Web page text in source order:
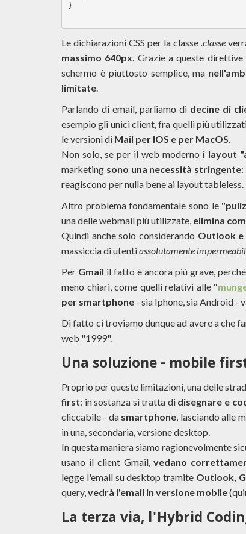
}
Le dichiarazioni CSS per la classe .classe
massimo 640px . Grazie a queste
schermo è piuttosto semplice, ma n
limitate
Parlando di email, parliamo di decine di
esempio gli unici client, fra quelli più
le versioni di Mail per IOS e per MacOS
Non solo, se per il web moderno i layout
marketing sono una necessità stringente
reagiscono per nulla bene ai layout tableless.
Altro problema fondamentale sono le
una delle webmail più utilizzate, elimina
Quindi anche solo considerando Outlook e
massiccia di utentiassolutamente
Per Gmail il fatto è ancora più grave,
meno chiari, come quelli relativi alle "
per smartphone - sia Iphone, sia Android -
Di fatto ci troviamo dunque ad avere a che
web "1999".
Una soluzione - mobile
Proprio per queste limitazioni, una delle
first: in sostanza si tratta di disegnare e
cliccabile - da smartphone , lasciando alle
in una, secondaria, versione desktop.
In questa maniera siamo ragionevolmente
usano il client Gmail,vedano
legge l'email su desktop tramite Outlook,
query, vedrà l'email in versione mobile
La terza via, l'Hybrid